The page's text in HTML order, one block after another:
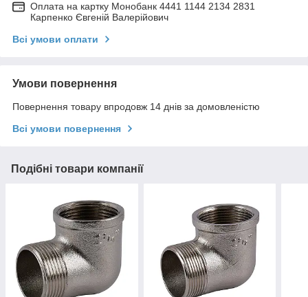
Оплата на картку Монобанк 4441 1144 2134 2831
Карпенко Євгеній Валерійович
Всі умови оплати
Умови повернення
Повернення товару впродовж 14 днів за домовленістю
Всі умови повернення
Подібні товари компанії